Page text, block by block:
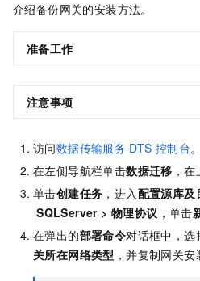
介绍备份网关的安装方法。
准备工作
注意事项
访问数据传输服务 DTS 控制台。
在左侧导航栏单击数据迁移 ，
单击创建任务 ，进入配置源库及
SQLServer> 物理协议 ，单击
在弹出的部署命令对话框中，选
关所在网络类型 ，并复制网关安